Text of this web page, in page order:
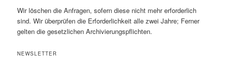
Wir löschen die Anfragen, sofern diese nicht mehr erforderlich
sind. Wir überprüfen die Erforderlichkeit alle zwei Jahre; Ferner
gelten die gesetzlichen Archivierungspflichten.
NEWSLETTER